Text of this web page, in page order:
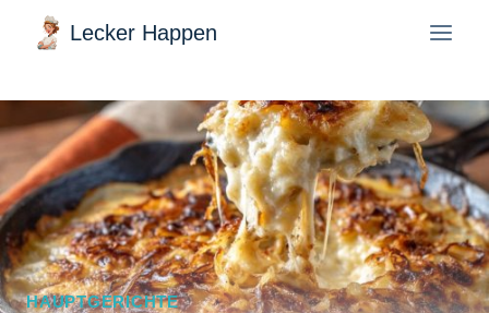
Zum
Inhalt
springen
Lecker Happen
HAUPTGERICHTE